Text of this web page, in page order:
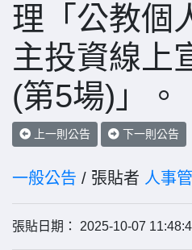
理「公教個
主投資線上
(第5場)」。
上一則公告 下一則公告
一般公告 / 張貼者 人事
張貼日期： 2025-10-07